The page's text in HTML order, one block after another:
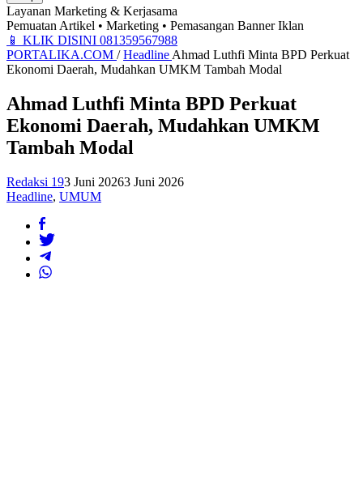
Layanan Marketing & Kerjasama
Pemuatan Artikel • Marketing • Pemasangan Banner Iklan
📱 KLIK DISINI 081359567988
PORTALIKA.COM / Headline Ahmad Luthfi Minta BPD Perkuat
Ekonomi Daerah, Mudahkan UMKM Tambah Modal
Ahmad Luthfi Minta BPD Perkuat
Ekonomi Daerah, Mudahkan UMKM
Tambah Modal
Redaksi 193 Juni 20263 Juni 2026
Headline, UMUM